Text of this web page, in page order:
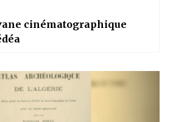
cinématographique